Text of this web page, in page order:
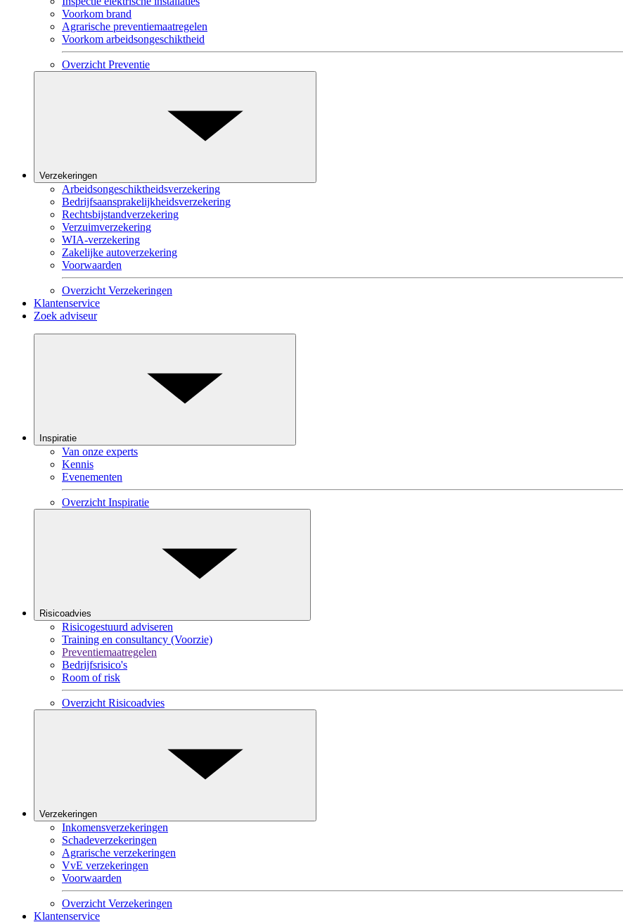
Voorkom brand
Agrarische preventiemaatregelen
Voorkom arbeidsongeschiktheid
Overzicht Preventie
Verzekeringen
Arbeidsongeschiktheidsverzekering
Bedrijfsaansprakelijkheidsverzekering
Rechtsbijstandverzekering
Verzuimverzekering
WIA-verzekering
Zakelijke autoverzekering
Voorwaarden
Overzicht Verzekeringen
Klantenservice
Zoek adviseur
Inspiratie
Van onze experts
Kennis
Evenementen
Overzicht Inspiratie
Risicoadvies
Risicogestuurd adviseren
Training en consultancy (Voorzie)
Preventiemaatregelen
Bedrijfsrisico's
Room of risk
Overzicht Risicoadvies
Verzekeringen
Inkomensverzekeringen
Schadeverzekeringen
Agrarische verzekeringen
VvE verzekeringen
Voorwaarden
Overzicht Verzekeringen
Klantenservice